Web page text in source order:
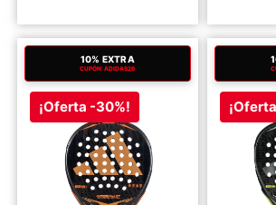
10% EXTRA
CUPÓN: ADIDAS26
¡Oferta -30%!